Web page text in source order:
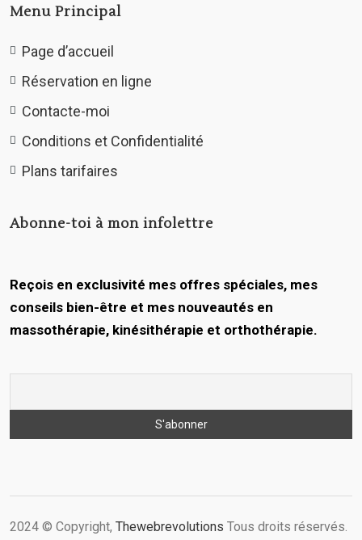
Menu Principal
Page d’accueil
Réservation en ligne
Contacte-moi
Conditions et Confidentialité
Plans tarifaires
Abonne-toi à mon infolettre
Reçois en exclusivité mes offres spéciales, mes
conseils bien-être et mes nouveautés en
massothérapie, kinésithérapie et orthothérapie.
2024 © Copyright, Thewebrevolutions Tous droits réservés.